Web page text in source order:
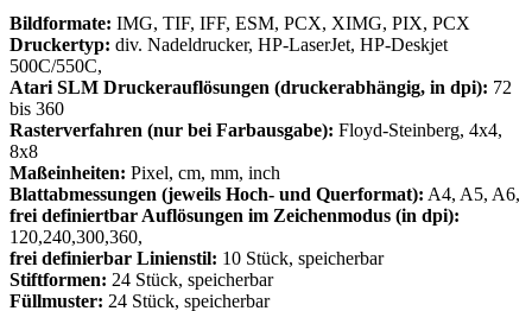
Bildformate: IMG, TIF, IFF, ESM, PCX, XIMG, PIX, PCX
Druckertyp: div. Nadeldrucker, HP-LaserJet, HP-Deskjet
500C/550C,
Atari SLM Druckerauflösungen (druckerabhängig, in dpi): 72
bis 360
Rasterverfahren (nur bei Farbausgabe): Floyd-Steinberg, 4x4,
8x8
Maßeinheiten: Pixel, cm, mm, inch
Blattabmessungen (jeweils Hoch- und Querformat): A4, A5, A6,
frei definiertbar Auflösungen im Zeichenmodus (in dpi):
120,240,300,360,
frei definierbar Linienstil: 10 Stück, speicherbar
Stiftformen: 24 Stück, speicherbar
Füllmuster: 24 Stück, speicherbar